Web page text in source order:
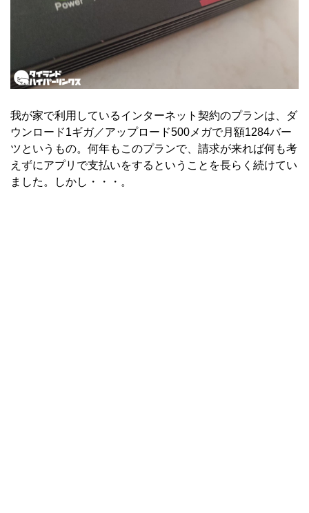
我が家で利用しているインターネット契約のプランは、ダ
ウンロード1ギガ／アップロード500メガで月額1284バー
ツというもの。何年もこのプランで、請求が来れば何も考
えずにアプリで支払いをするということを長らく続けてい
ました。しかし・・・。